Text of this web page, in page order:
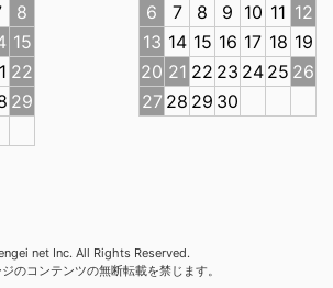
8
15
22
29
6
7 8 9 10 11 12
13 14 15 16 17 18 19
20 21 22 23 24 25 26
27 28 29 30
net Inc. All Rights Reserved.
のコンテンツの無断転載を禁じます。